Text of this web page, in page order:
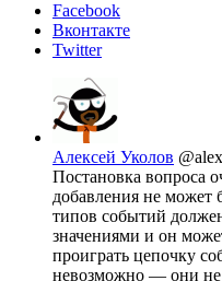
Facebook
Вконтакте
Twitter
Алексей Уколов
Постановка вопроса
добавления не
типов событий
значениями и он
проиграть цепочку
невозможно — они не